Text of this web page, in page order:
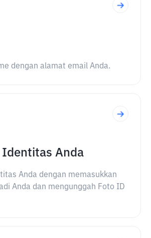
dengan alamat email Anda.
Identitas Anda
Anda dengan memasukkan
Anda dan mengunggah Foto ID